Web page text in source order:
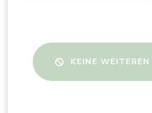
KEINE